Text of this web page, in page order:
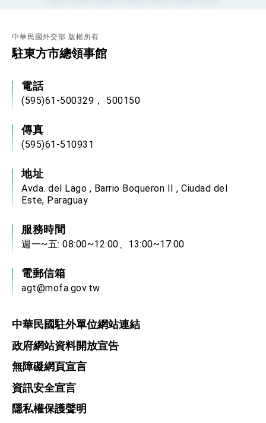
賴總統就職演說影片
總統重要談話
外交部重要言論
中華民國外交部 版權所有
駐東方市總領事館
電話
(595)61-500329， 500150
傳真
(595)61-510931
地址
Avda. del Lago , Barrio Boqueron II , Ciudad del
Este, Paraguay
服務時間
週一~五: 08:00~12:00、13:00~17:00
電郵信箱
agt@mofa.gov.tw
中華民國駐外單位網站連結
政府網站資料開放宣告
無障礙網頁宣言
資訊安全宣言
隱私權保護聲明